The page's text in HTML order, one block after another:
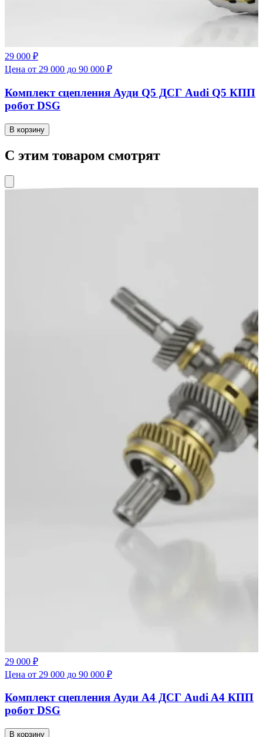
29 000 ₽
Цена от 29 000 до 90 000 ₽
Комплект сцепления Ауди Q5 ДСГ Audi Q5 КПП
робот DSG
В корзину
С этим товаром смотрят
29 000 ₽
Цена от 29 000 до 90 000 ₽
Комплект сцепления Ауди А4 ДСГ Audi A4 КПП
робот DSG
В корзину